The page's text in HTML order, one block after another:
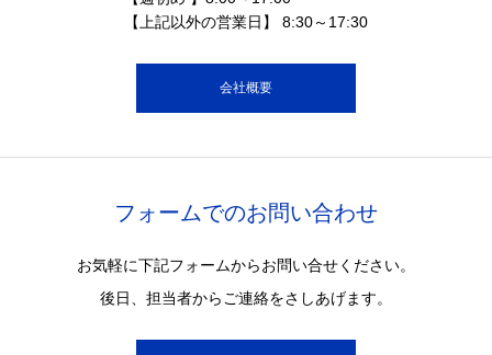
【上記以外の営業日】 8:30～17:30
会社概要
フォームでのお問い合わせ
お気軽に下記フォームからお問い合せください。
後日、担当者からご連絡をさしあげます。